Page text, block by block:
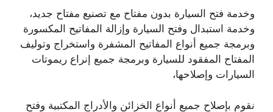
وخدمة فتح السيارة بدون مفتاح مع تصنيع مفتاح جديد،
وخدمة استبدال وفتح السيارة وإزالة المفاتيح المكسورة
وبرمجة جميع أنواع المفاتيح المشفرة واستخراج وتوليف
المفتاح المفقود للسيارة وبرمجة جميع إنراع ريموتات
السيارات وإصلاحها،
نقوم بإصلاح جميع أنواع الخزائن والأدراج المكتبية وفتح